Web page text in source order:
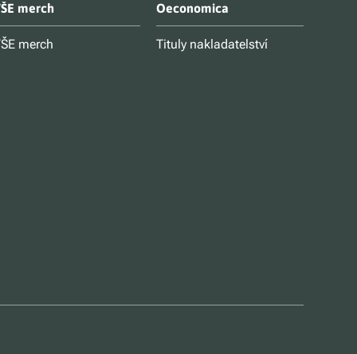
merch
merch
Oeconomica
Tituly nakladatelství